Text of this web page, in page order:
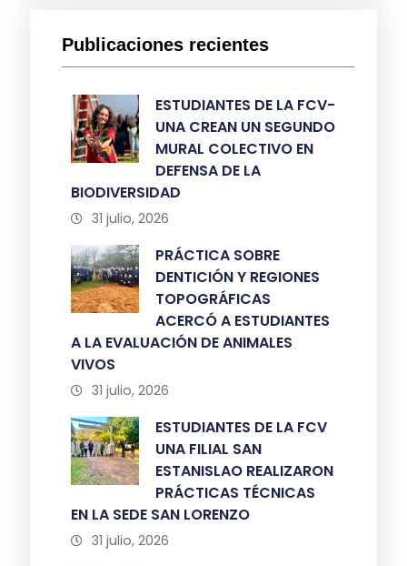
Publicaciones recientes
ESTUDIANTES DE LA FCV-
UNA CREAN UN SEGUNDO
MURAL COLECTIVO EN
DEFENSA DE LA
BIODIVERSIDAD
31 julio, 2026
PRÁCTICA SOBRE
DENTICIÓN Y REGIONES
TOPOGRÁFICAS
ACERCÓ A ESTUDIANTES
A LA EVALUACIÓN DE ANIMALES
VIVOS
31 julio, 2026
ESTUDIANTES DE LA FCV
UNA FILIAL SAN
ESTANISLAO REALIZARON
PRÁCTICAS TÉCNICAS
EN LA SEDE SAN LORENZO
31 julio, 2026